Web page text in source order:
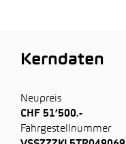
Kerndaten
Neupreis
CHF 51’500.-
Fahrgestellnummer